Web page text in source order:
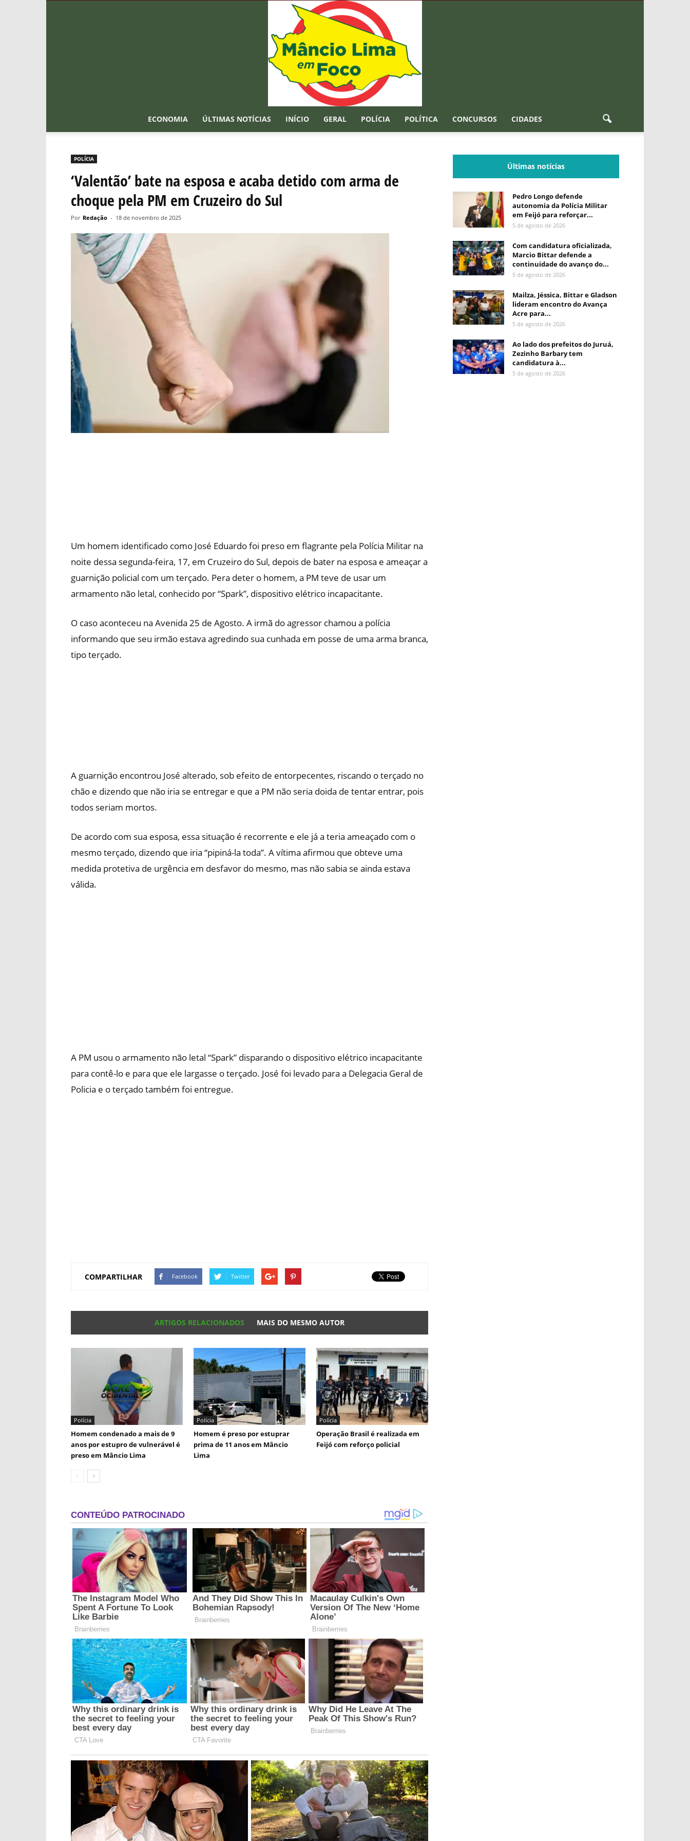
Em
Foco
ECONOMIA ÚLTIMAS NOTÍCIAS INÍCIO GERAL POLÍCIA POLÍTICA CONCURSOS CIDADES
POLÍCIA
‘Valentão’ bate na esposa e acaba detido com arma de
choque pela PM em Cruzeiro do Sul
Por Redação - 18 de novembro de 2025
Um homem identificado como José Eduardo foi preso em flagrante pela Polícia Militar na
noite dessa segunda-feira, 17, em Cruzeiro do Sul, depois de bater na esposa e ameaçar a
guarnição policial com um terçado. Pera deter o homem, a PM teve de usar um
armamento não letal, conhecido por “Spark”, dispositivo elétrico incapacitante.
O caso aconteceu na Avenida 25 de Agosto. A irmã do agressor chamou a polícia
informando que seu irmão estava agredindo sua cunhada em posse de uma arma branca,
tipo terçado.
A guarnição encontrou José alterado, sob efeito de entorpecentes, riscando o terçado no
chão e dizendo que não iria se entregar e que a PM não seria doida de tentar entrar, pois
todos seriam mortos.
De acordo com sua esposa, essa situação é recorrente e ele já a teria ameaçado com o
mesmo terçado, dizendo que iria “pipiná-la toda”. A vítima afirmou que obteve uma
medida protetiva de urgência em desfavor do mesmo, mas não sabia se ainda estava
válida.
A PM usou o armamento não letal “Spark” disparando o dispositivo elétrico incapacitante
para contê-lo e para que ele largasse o terçado. José foi levado para a Delegacia Geral de
Policia e o terçado também foi entregue.
COMPARTILHAR Facebook Twitter
ARTIGOS RELACIONADOS MAIS DO MESMO AUTOR
Polícia
Homem condenado a mais de 9
anos por estupro de vulnerável é
preso em Mâncio Lima
Polícia
Homem é preso por estuprar
prima de 11 anos em Mâncio
Lima
Polícia
Operação Brasil é realizada em
Feijó com reforço policial
Últimas notícias
Pedro Longo defende
autonomia da Polícia Militar
em Feijó para reforçar...
5 de agosto de 2026
Com candidatura oficializada,
Marcio Bittar defende a
continuidade do avanço do...
5 de agosto de 2026
Mailza, Jéssica, Bittar e Gladson
lideram encontro do Avança
Acre para...
5 de agosto de 2026
Ao lado dos prefeitos do Juruá,
Zezinho Barbary tem
candidatura à...
5 de agosto de 2026